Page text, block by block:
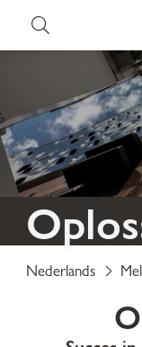
Nederlands